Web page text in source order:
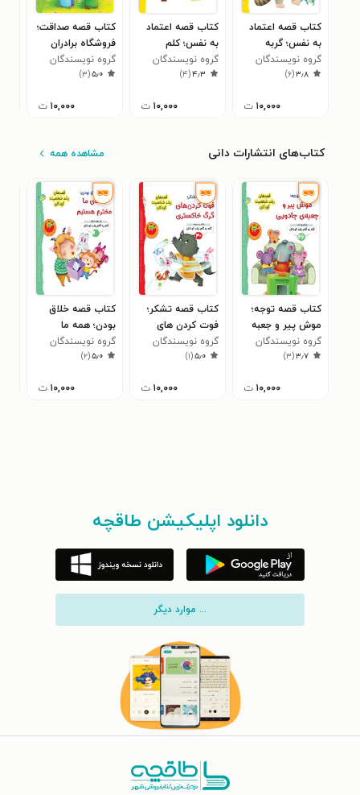
کتاب قصه اعتماد
به نفس؛ گربه
کوچولوی یک گوش
گروه نویسندگان
جین لی
۳٫۸(۶)
۱۰,۰۰۰ ت
کتاب قصه اعتماد
به نفس؛ کلم
کانگورو کوچولو
گروه نویسندگان
جین لی
۴٫۳(۴)
۱۰,۰۰۰ ت
کتاب قصه صداقت؛
فروشگاه برادران
راکون
گروه نویسندگان
جین لی
۵٫۰(۳)
۱۰,۰۰۰ ت
کتاب‌های انتشارات دانی مشاهده همه
کتاب قصه توجه؛
موش پیر و جعبه
جادویی
گروه نویسندگان
جین لی
۳٫۷(۳)
۱۰,۰۰۰ ت
کتاب قصه تشکر؛
فوت کردن های
گرگ خاکستری
گروه نویسندگان
جین لی
۵٫۰(۱)
۱۰,۰۰۰ ت
کتاب قصه خلاق
بودن؛ همه ما
مخترع هستیم
گروه نویسندگان
جین لی
۵٫۰(۲)
۱۰,۰۰۰ ت
دانلود اپلیکیشن طاقچه
... موارد دیگر